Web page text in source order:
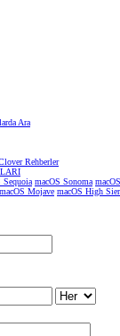
Ara
Rehberler
Sequoia macOS Sonoma
macOS Mojave macOS High